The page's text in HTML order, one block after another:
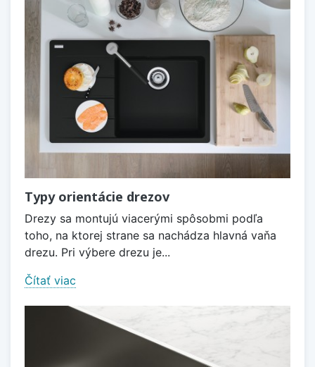
Typy orientácie drezov
Drezy sa montujú viacerými spôsobmi podľa
toho, na ktorej strane sa nachádza hlavná vaňa
drezu. Pri výbere drezu je...
Čítať viac